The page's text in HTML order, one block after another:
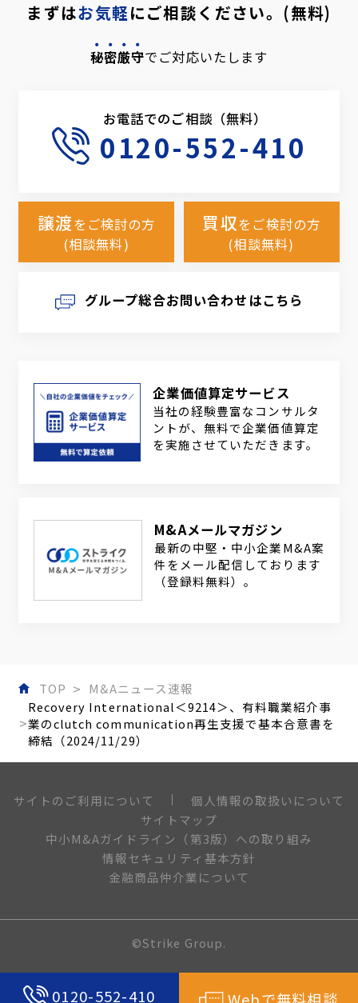
0120-552-410
まずはお気軽にご相談ください。(無料)
秘密厳守でご対応いたします
お電話でのご相談（無料）
0120-552-410
譲渡をご検討の方
(相談無料)
買収をご検討の方
(相談無料)
グループ総合お問い合わせはこちら
企業価値算定サービス
当社の経験豊富なコンサルタ
ントが、無料で企業価値算定
を実施させていただきます。
M&Aメールマガジン
最新の中堅・中小企業M&A案
件をメール配信しております
（登録料無料）。
TOP
M&Aニュース速報
Recovery International＜9214＞、有料職業紹介事
業のclutch communication再生支援で基本合意書を
締結（2024/11/29）
サイトのご利用について
個人情報の取扱いについて
サイトマップ
中小M&Aガイドライン（第3版）への取り組み
情報セキュリティ基本方針
金融商品仲介業について
©Strike Group.